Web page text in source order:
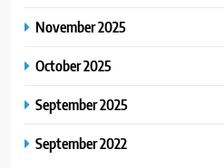
November 2025
October 2025
September 2025
September 2022